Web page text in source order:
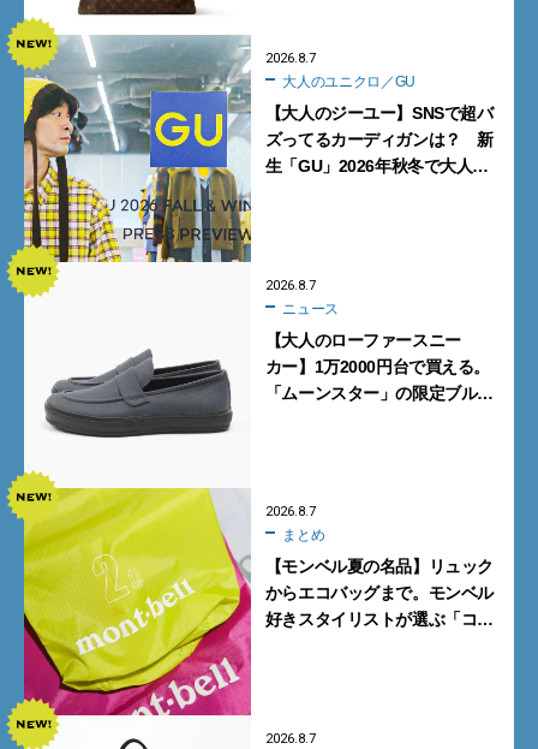
2026.8.7
大人のユニクロ／GU
【大人のジーユー】SNSで超バ
ズってるカーディガンは？ 新
生「GU」2026年秋冬で大人メ
2026.8.7
ニュース
【大人のローファースニー
カー】1万2000円台で買える。
「ムーンスター」の限定ブルー
2026.8.7
まとめ
【モンベル夏の名品】リュック
からエコバッグまで。モンベル
好きスタイリストが選ぶ「コス
2026.8.7